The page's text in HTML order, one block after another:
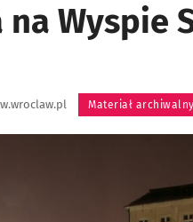
na Wyspie
Materiał archiwalny